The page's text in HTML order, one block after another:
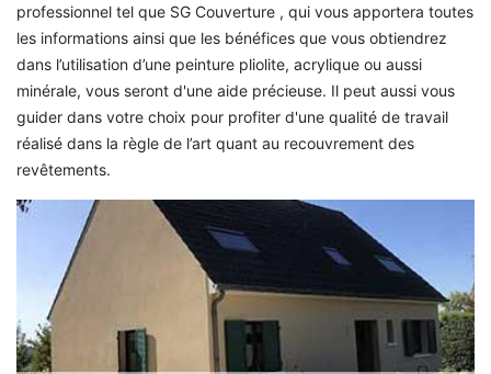
professionnel tel que SG Couverture , qui vous apportera toutes
les informations ainsi que les bénéfices que vous obtiendrez
dans l’utilisation d’une peinture pliolite, acrylique ou aussi
minérale, vous seront d'une aide précieuse. Il peut aussi vous
guider dans votre choix pour profiter d'une qualité de travail
réalisé dans la règle de l’art quant au recouvrement des
revêtements.